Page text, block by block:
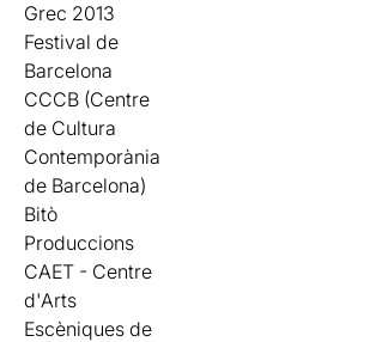
Grec 2013
Festival de
Barcelona
CCCB (Centre
de Cultura
Contemporània
de Barcelona)
Bitò
Produccions
CAET - Centre
d'Arts
Escèniques de